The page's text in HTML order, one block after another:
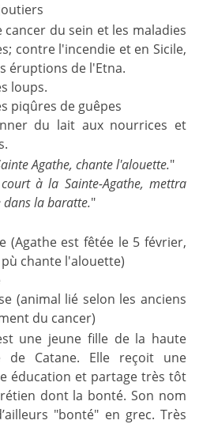
cancer du sein et les maladies
contre l'incendie et en Sicile,
éruptions de l'Etna.
loups.
piqûres de guêpes
du lait aux nourrices et
Agathe, chante l'alouette."
à la Sainte-Agathe, mettra
la baratte."
(Agathe est fêtée le 5 février,
chante l'alouette)
(animal lié selon les anciens
du cancer)
une jeune fille de la haute
de Catane. Elle reçoit une
éducation et partage très tôt
dont la bonté. Son nom
"bonté" en grec. Très